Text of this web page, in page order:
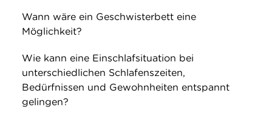
Wann wäre ein Geschwisterbett eine
Möglichkeit?
Wie kann eine Einschlafsituation bei
unterschiedlichen Schlafenszeiten,
Bedürfnissen und Gewohnheiten entspannt
gelingen?